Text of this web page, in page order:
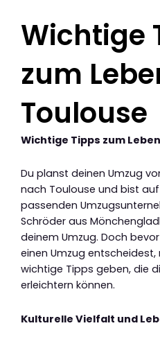
Wichtige
zum
Toulouse
Wichtige Tipps zum
Du planst deinen Umzug
nach Toulouse und bist
passenden
Schröder aus
deinem Umzug. Doch
einen Umzug
wichtige Tipps geben, die
erleichtern können.
Kulturelle Vielfalt und